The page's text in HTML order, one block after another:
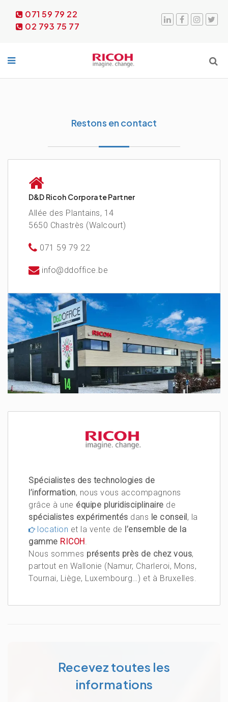
071 59 79 22
02 793 75 77
Restons en contact
D&D Ricoh Corporate Partner
Allée des Plantains, 14
5650 Chastrès (Walcourt)
071 59 79 22
info@ddoffice.be
Spécialistes des technologies de
l’information, nous vous accompagnons
grâce à une équipe pluridisciplinaire de
spécialistes expérimentés dans le conseil , la
location et la vente de l’ensemble de la
gamme RICOH .
Nous sommes présents près de chez vous,
partout en Wallonie (Namur, Charleroi, Mons,
Tournai, Liège, Luxembourg…) et à Bruxelles.
Recevez toutes les
informations